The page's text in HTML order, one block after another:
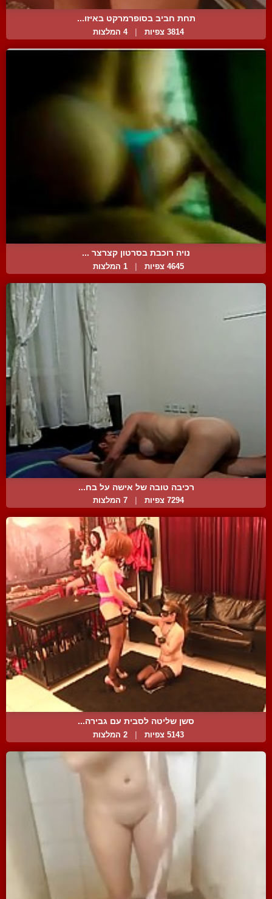
תחת חביב בסופרמרקט באיזו...
3814 צפיות 4 המלצות
נויה רוכבת בסרטון קצרצר ...
4645 צפיות | 1 המלצות
רכיבה טובה של אישה על בח...
7294 צפיות 7 המלצות
סשן שליטה לסבית עם גבירה...
5143 צפיות 2 המלצות